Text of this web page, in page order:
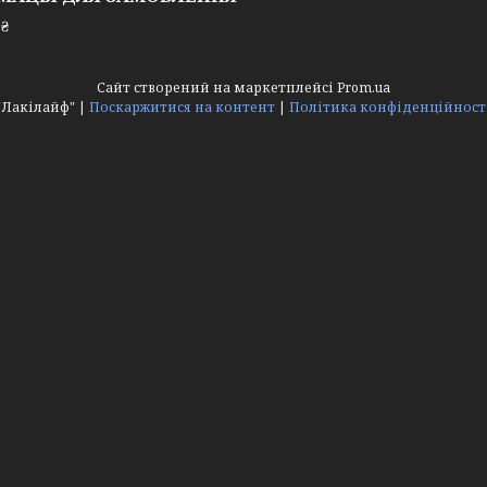
Сайт створений на маркетплейсі Prom.ua
"Лакілайф" | Поскаржитися на контент | Політика